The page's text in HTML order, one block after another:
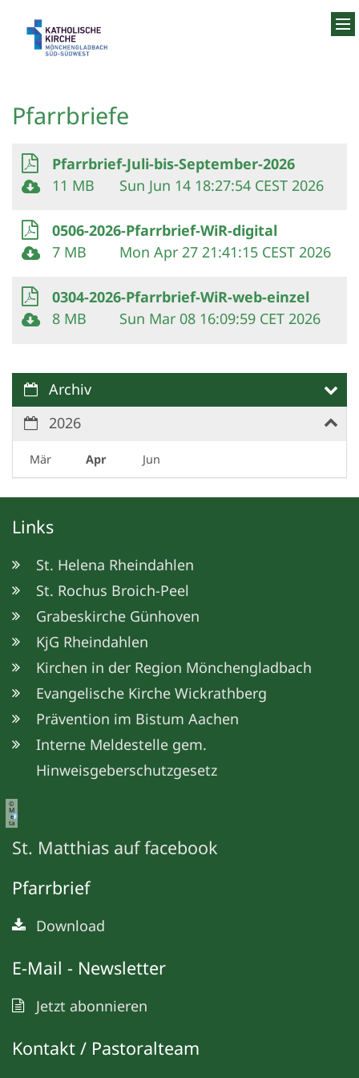
Pfarrbriefe
Pfarrbrief-Juli-bis-September-2026
11 MB
Sun Jun 14 18:27:54 CEST 2026
0506-2026-Pfarrbrief-WiR-digital
7 MB
Mon Apr 27 21:41:15 CEST 2026
0304-2026-Pfarrbrief-WiR-web-einzel
8 MB
Sun Mar 08 16:09:59 CET 2026
Archiv
2026
Mär Apr Jun
Links
St. Helena Rheindahlen
St. Rochus Broich-Peel
Grabeskirche Günhoven
KjG Rheindahlen
Kirchen in der Region Mönchengladbach
Evangelische Kirche Wickrathberg
Prävention im Bistum Aachen
Interne Meldestelle gem.
Hinweisgeberschutzgesetz
©
M
e
ta
St. Matthias auf facebook
Pfarrbrief
Download
E-Mail - Newsletter
Jetzt abonnieren
Kontakt / Pastoralteam